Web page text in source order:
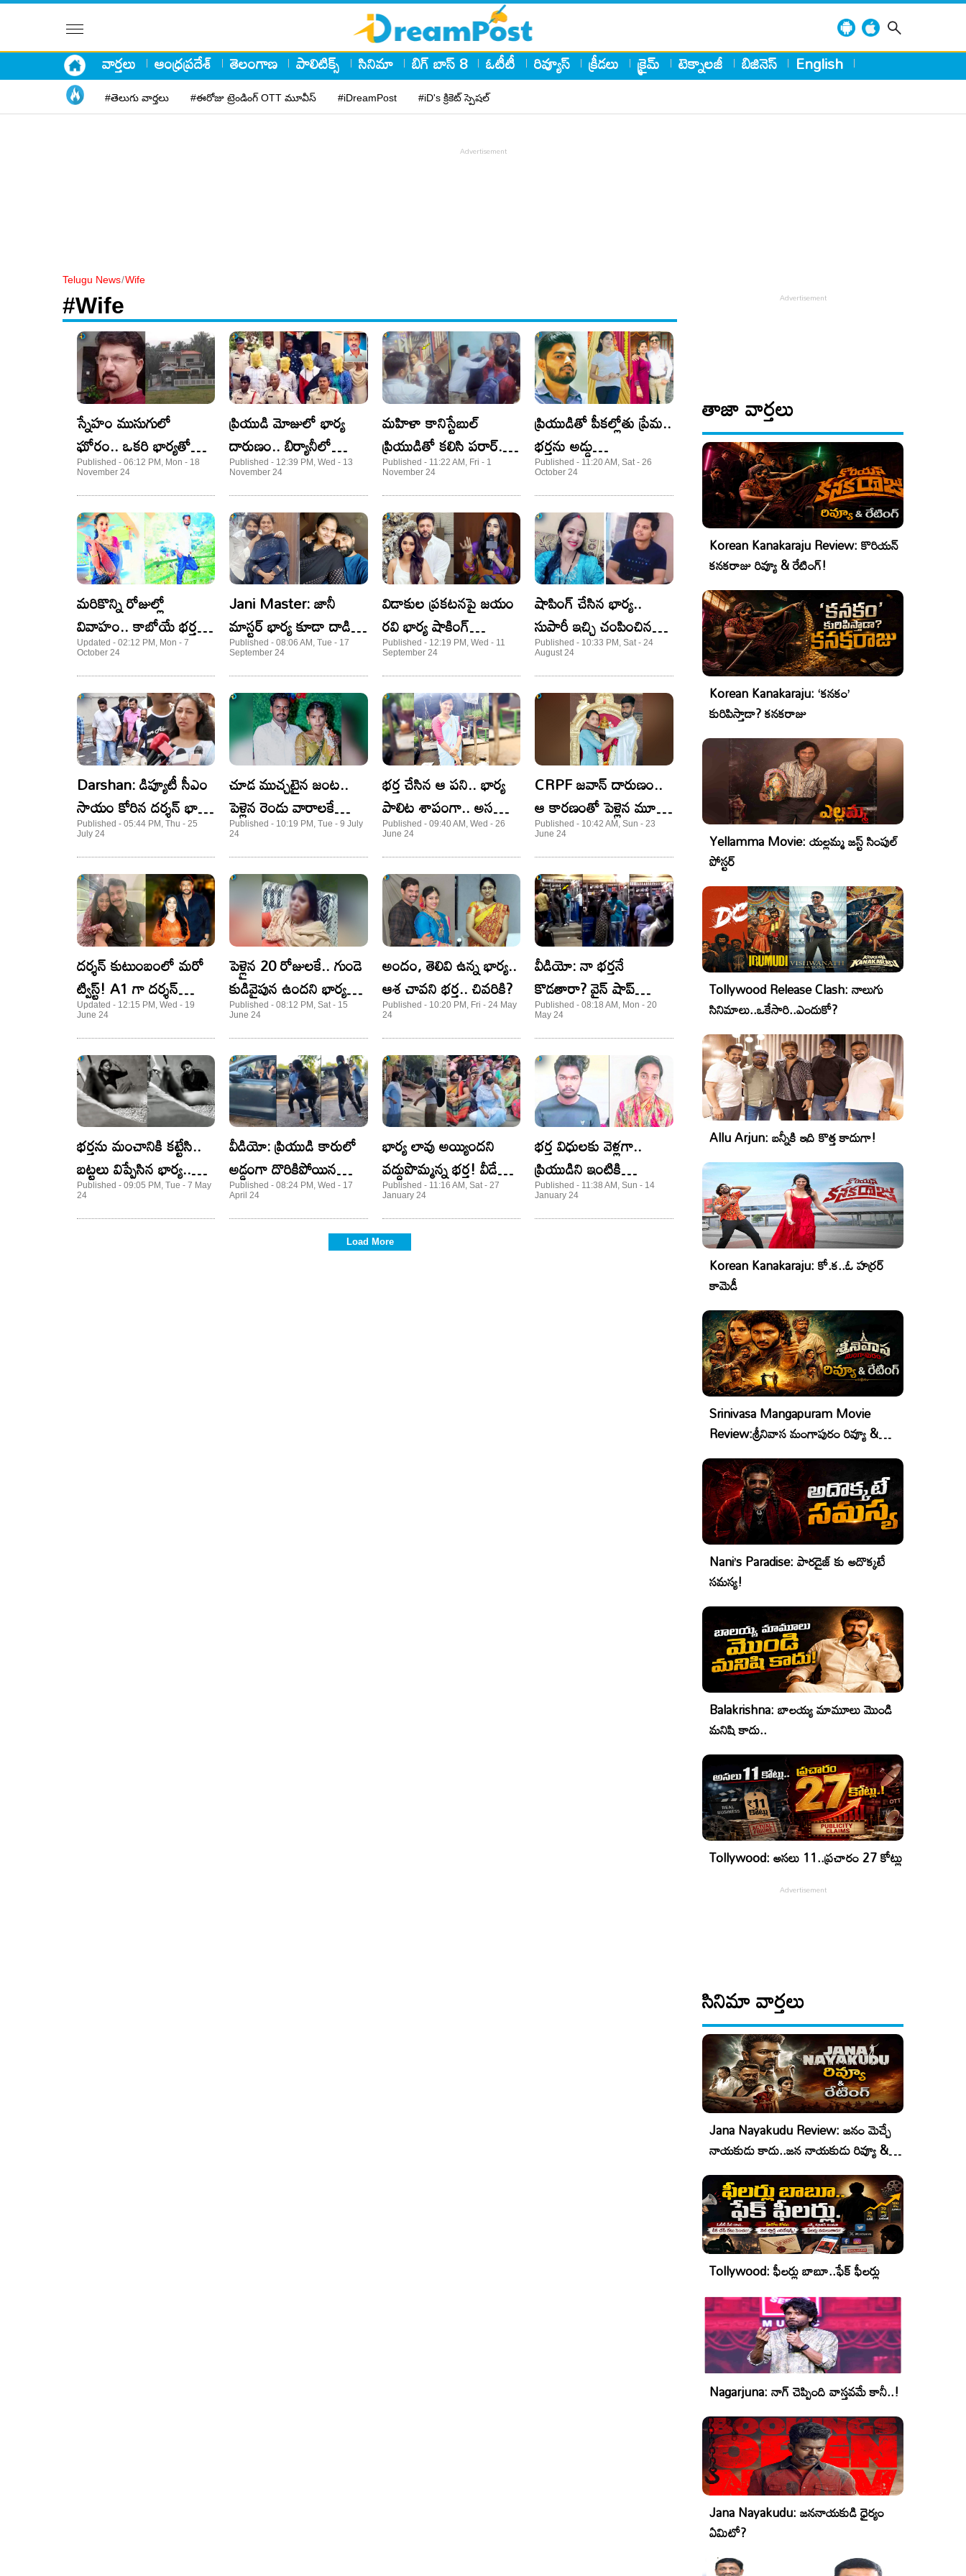
వార్తలు ఆంధ్రప్రదేశ్ తెలంగాణ పాలిటిక్స్ సినిమా బిగ్ బాస్ 8 ఓటీటీ రివ్యూస్ క్రీడలు క్రైమ్ టెక్నాలజీ బిజినెస్ English
#తెలుగు వార్తలు #ఈరోజు ట్రెండింగ్ OTT మూవీస్ #iDreamPost #iD's క్రికెట్ స్పెషల్
Telugu News/Wife
#Wife
స్నేహం ముసుగులో
ఘోరం.. ఒకరి భార్యతో
మరొకరు.. చివరకు ఏం
జరిగిందంటే?
Published - 06:12 PM, Mon - 18
November 24
ప్రియుడి మోజులో భార్య
దారుణం.. బిర్యానీలో
నిద్రమాత్రలు కలిపి భర్తను..
Published - 12:39 PM, Wed - 13
November 24
మహిళా కానిస్టేబుల్
ప్రియుడితో కలిసి పరార్..
భర్త ఎంట్రీతో.. చివరకు ఏం
జరిగిందంటే?
Published - 11:22 AM, Fri - 1
November 24
ప్రియుడితో పీకల్లోతు ప్రేమ..
భర్తను అడ్డు
తొలగించుకునేందుకు స్లో
పాయిజన్ ఇచ్చి..
Published - 11:20 AM, Sat - 26
October 24
మరికొన్ని రోజుల్లో
వివాహం.. కాబోయే భర్త
కలవడానికి వెళ్లి.. అసలు
ఏం జరిగిందంటే?
Updated - 02:12 PM, Mon - 7
October 24
Jani Master: జానీ
మాస్టర్ భార్య కూడా దాడి
చేసింది! సంచలన
విషయాలు వెల్లడించిన లేడీ
కొరియోగ్రాఫర్
Published - 08:06 AM, Tue - 17
September 24
విడాకుల ప్రకటనపై జయం
రవి భార్య షాకింగ్
కామెంట్స్
Published - 12:19 PM, Wed - 11
September 24
షాపింగ్ చేసిన భార్య..
సుపారీ ఇచ్చి చంపించిన
భర్త
Published - 10:33 PM, Sat - 24
August 24
Darshan: డిప్యూటీ సీఎం
సాయం కోరిన దర్శన్ భార్య!
ఆ ప్రేమ అలాంటిది!
Published - 05:44 PM, Thu - 25
July 24
చూడ ముచ్చటైన జంట..
పెళ్లైన రెండు వారాలకే
ఘోరం.. అసలు ఏం
జరిగిందంటే?
Published - 10:19 PM, Tue - 9 July
24
భర్త చేసిన ఆ పని.. భార్య
పాలిట శాపంగా.. అసలు
ఏం జరిగిందంటే?
Published - 09:40 AM, Wed - 26
June 24
CRPF జవాన్‌ దారుణం..
ఆ కారణంతో పెళ్లైన మూడు
నెలలకే..
Published - 10:42 AM, Sun - 23
June 24
దర్శన్ కుటుంబంలో మరో
ట్విస్ట్! A1 గా దర్శన్
భార్యపై కేసు నమోదు!
Updated - 12:15 PM, Wed - 19
June 24
పెళ్లైన 20 రోజులకే.. గుండె
కుడివైపున ఉందని భార్యను
వదిలేసిన భర్త
Published - 08:12 PM, Sat - 15
June 24
అందం, తెలివి ఉన్న భార్య..
ఆశ చావని భర్త.. చివరికి?
Published - 10:20 PM, Fri - 24 May
24
వీడియో: నా భర్తనే
కొడతారా? వైన్ షాప్
సిబ్బందిపై ప్రతీకారం
తీర్చుకున్న భార్య!
Published - 08:18 AM, Mon - 20
May 24
భర్తను మంచానికి కట్టేసి..
బట్టలు విప్పేసిన భార్య..
బయటపడ్డ వీడియో
Published - 09:05 PM, Tue - 7 May
24
వీడియో: ప్రియుడి కారులో
అడ్డంగా దొరికిపోయిన
భార్య! పండగ పూట ఇదేమి
పని!
Published - 08:24 PM, Wed - 17
April 24
భార్య లావు అయ్యిందని
వద్దుపొమ్మన్న భర్త! వీడేమి
మనిషి?
Published - 11:16 AM, Sat - 27
January 24
భర్త విధులకు వెళ్లగా..
ప్రియుడిని ఇంటికి
పిలిపించుకున్న భార్య.. ఆ
తర్వాత..
Published - 11:38 AM, Sun - 14
January 24
Load More
తాజా వార్తలు
Korean Kanakaraju Review: కొరియన్
కనకరాజు రివ్యూ & రేటింగ్!
Korean Kanakaraju: ‘కనకం’
కురిపిస్తాడా? కనకరాజు
Yellamma Movie: యల్లమ్మ జస్ట్ సింపుల్
పోస్టర్
Tollywood Release Clash: నాలుగు
సినిమాలు..ఒకేసారి..ఎందుకో?
Allu Arjun: బన్నీకి ఇది కొత్త కాదుగా!
Korean Kanakaraju: కో.క..ఓ హర్రర్
కామెడీ
Srinivasa Mangapuram Movie
Review:శ్రీనివాస మంగాపురం రివ్యూ &
రేటింగ్
Nani’s Paradise: పారడైజ్ కు అదొక్కటే
సమస్య!
Balakrishna: బాలయ్య మామూలు మొండి
మనిషి కాదు..
Tollywood: అసలు 11..ప్రచారం 27 కోట్లు
సినిమా వార్తలు
Jana Nayakudu Review: జనం మెచ్చే
నాయకుడు కాదు..జన నాయకుడు రివ్యూ &
రేటింగ్!
Tollywood: ఫీలర్లు బాబూ..ఫేక్ ఫీలర్లు
Nagarjuna: నాగ్ చెప్పింది వాస్తవమే కానీ..!
Jana Nayakudu: జననాయకుడి ధైర్యం
ఏమిటో?